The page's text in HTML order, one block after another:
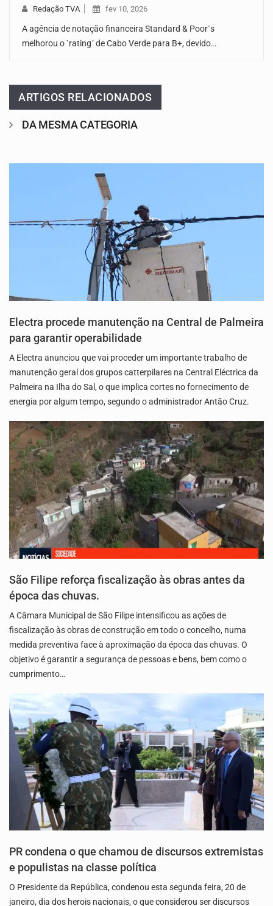
Redação TVA fev 10, 2026
A agência de notação financeira Standard & Poor´s
melhorou o `rating´ de Cabo Verde para B+, devido…
ARTIGOS RELACIONADOS
DA MESMA CATEGORIA
Electra procede manutenção na Central de Palmeira
para garantir operabilidade
A Electra anunciou que vai proceder um importante trabalho de
manutenção geral dos grupos catterpilares na Central Eléctrica da
Palmeira na Ilha do Sal, o que implica cortes no fornecimento de
energia por algum tempo, segundo o administrador Antão Cruz.
São Filipe reforça fiscalização às obras antes da
época das chuvas.
A Câmara Municipal de São Filipe intensificou as ações de
fiscalização às obras de construção em todo o concelho, numa
medida preventiva face à aproximação da época das chuvas. O
objetivo é garantir a segurança de pessoas e bens, bem como o
cumprimento…
PR condena o que chamou de discursos extremistas
e populistas na classe política
O Presidente da República, condenou esta segunda feira, 20 de
janeiro, dia dos herois nacionais, o que considerou ser discursos